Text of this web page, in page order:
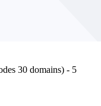
30 domains) - 5